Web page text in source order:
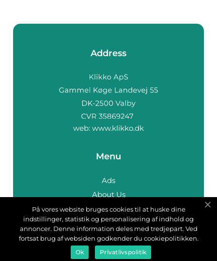
Address
web: www.klikko.dk
Menu
Ads
About Us
Cookies
Contact
Sitemap
På vores website bruges cookies til at huske dine
indstillinger, statistik og personalisering af indhold og
annoncer. Denne information deles med tredjepart. Ved
fortsat brug af websiden godkender du cookiepolitikken.
Ok Privatlivspolitik